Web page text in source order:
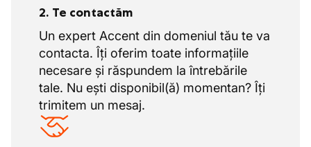
2. Te contactăm
Un expert Accent din domeniul tău te va
contacta. Îți oferim toate informațiile
necesare și răspundem la întrebările
tale. Nu ești disponibil(ă) momentan? Îți
trimitem un mesaj.